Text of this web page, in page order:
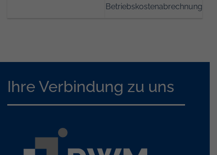
Betriebskostenabrechnung
Ihre Verbindung zu uns